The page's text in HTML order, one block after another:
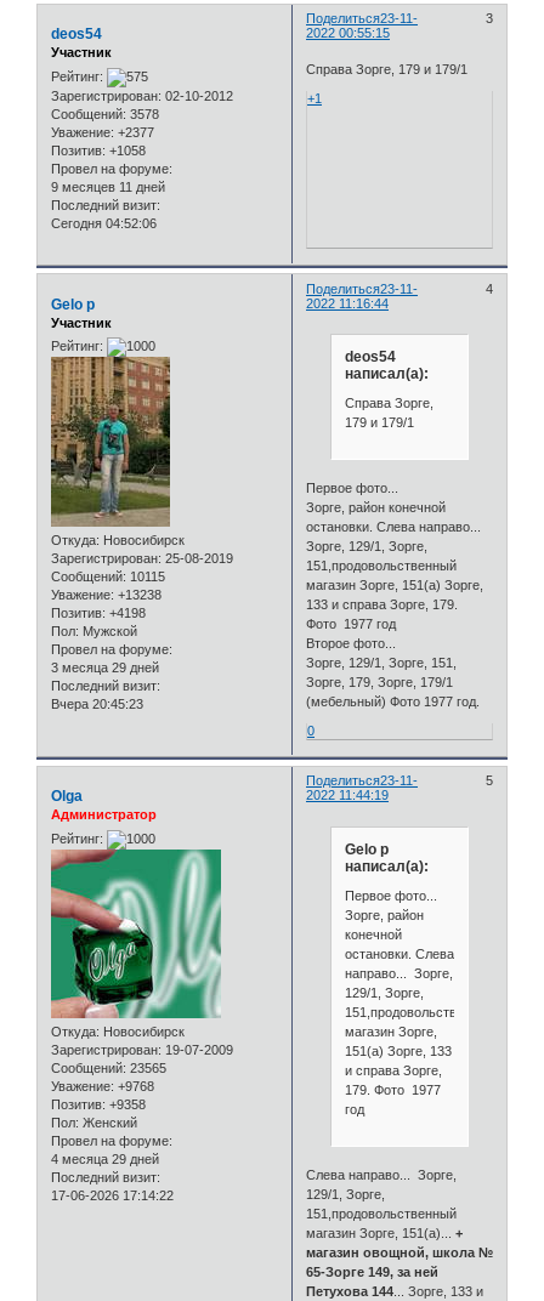
Поделиться 3
23-11-
2022 00:55:15
deos54
Участник
Рейтинг:
Зарегистрирован: 02-10-2012
Сообщений: 3578
Уважение: +2377
Позитив: +1058
Провел на форуме:
9 месяцев 11 дней
Последний визит:
Сегодня 04:52:06
Справа Зорге, 179 и 179/1
+1
Поделиться 4
23-11-
2022 11:16:44
Gelo p
Участник
Рейтинг:
Откуда: Новосибирск
Зарегистрирован: 25-08-2019
Сообщений: 10115
Уважение: +13238
Позитив: +4198
Пол: Мужской
Провел на форуме:
3 месяца 29 дней
Последний визит:
Вчера 20:45:23
deos54
написал(а):
Справа Зорге,
179 и 179/1
Первое фото...
Зорге, район конечной
остановки. Слева направо...
Зорге, 129/1, Зорге,
151,продовольственный
магазин Зорге, 151(а) Зорге,
133 и справа Зорге, 179.
Фото 1977 год
Второе фото...
Зорге, 129/1, Зорге, 151,
Зорге, 179, Зорге, 179/1
(мебельный) Фото 1977 год.
0
Поделиться 5
23-11-
2022 11:44:19
Olga
Администратор
Рейтинг:
Откуда: Новосибирск
Зарегистрирован: 19-07-2009
Сообщений: 23565
Уважение: +9768
Позитив: +9358
Пол: Женский
Провел на форуме:
4 месяца 29 дней
Последний визит:
17-06-2026 17:14:22
Gelo p
написал(а):
Первое фото...
Зорге, район
конечной
остановки. Слева
направо... Зорге,
129/1, Зорге,
151,продовольственный
магазин Зорге,
151(а) Зорге, 133
и справа Зорге,
179. Фото 1977
год
Слева направо... Зорге,
129/1, Зорге,
151,продовольственный
магазин Зорге, 151(а)...+
магазин овощной, школа №
65-Зорге 149, за ней
Петухова 144 ... Зорге, 133 и